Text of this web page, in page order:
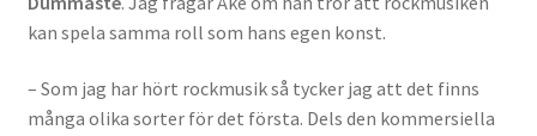
kan spela samma roll som hans egen konst.
– Som jag har hört rockmusik så tycker jag att det finns
många olika sorter för det första. Dels den kommersiella